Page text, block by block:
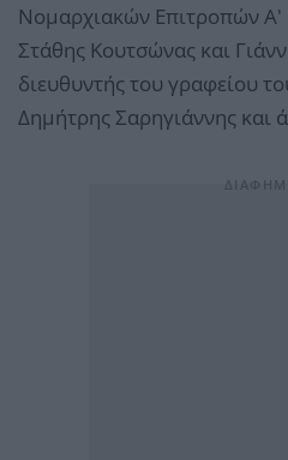
Νομαρχιακών Επιτροπών Α'
Στάθης Κουτσώνας και
διευθυντής του γραφείου
Δημήτρης Σαρηγιάννης και